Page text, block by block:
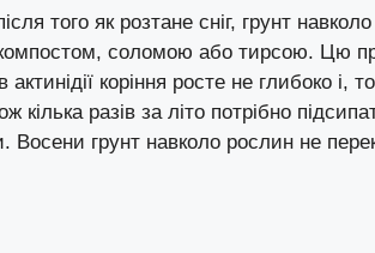
того як розтане сніг, грунт
соломою або тирсою. Цю
коріння росте не глибоко і,
кілька разів за літо потрібно
Восени грунт навколо рослин не